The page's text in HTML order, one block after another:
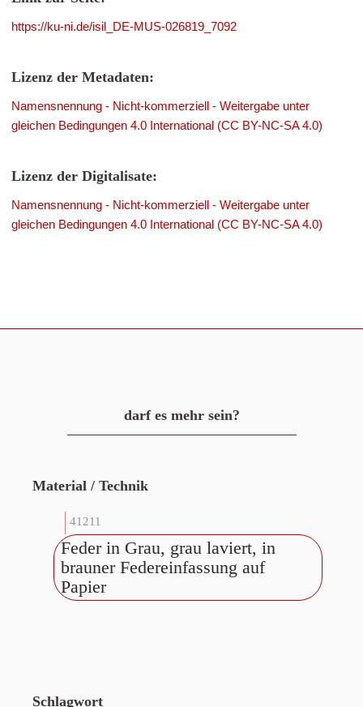
https://ku-ni.de/isil_DE-MUS-026819_7092
Lizenz der Metadaten:
Namensnennung - Nicht-kommerziell - Weitergabe unter
gleichen Bedingungen 4.0 International (CC BY-NC-SA 4.0)
Lizenz der Digitalisate:
Namensnennung - Nicht-kommerziell - Weitergabe unter
gleichen Bedingungen 4.0 International (CC BY-NC-SA 4.0)
darf es mehr sein?
Material / Technik
41211
Feder in Grau, grau laviert, in
brauner Federeinfassung auf
Papier
Schlagwort